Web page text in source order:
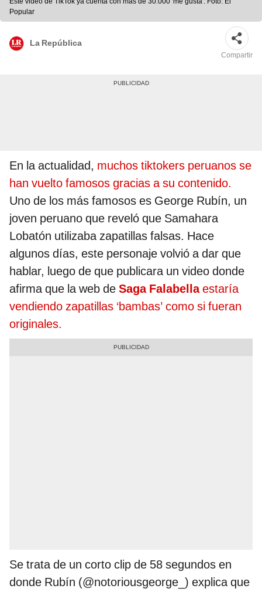
Popular
La República
Compartir
En la actualidad, muchos tiktokers peruanos se
han vuelto famosos gracias a su contenido.
Uno de los más famosos es George Rubín, un
joven peruano que reveló que Samahara
Lobatón utilizaba zapatillas falsas. Hace
algunos días, este personaje volvió a dar que
hablar, luego de que publicara un video donde
afirma que la web de Saga Falabellaestaría
vendiendo zapatillas ‘bambas’ como si fueran
originales.
Se trata de un corto clip de 58 segundos en
donde Rubín (@notoriousgeorge_) explica que